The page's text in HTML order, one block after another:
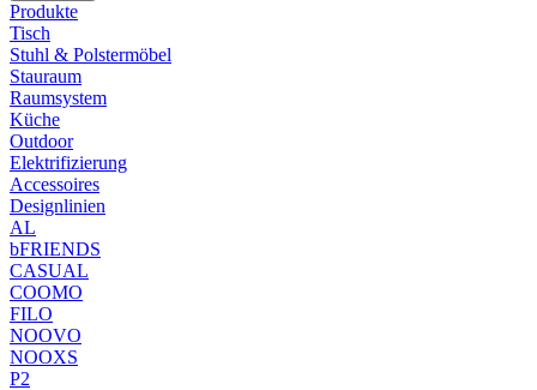
Produkte
Tisch
Stuhl & Polstermöbel
Stauraum
Raumsystem
Küche
Outdoor
Elektrifizierung
Accessoires
Designlinien
AL
bFRIENDS
CASUAL
COOMO
FILO
NOOVO
NOOXS
P2